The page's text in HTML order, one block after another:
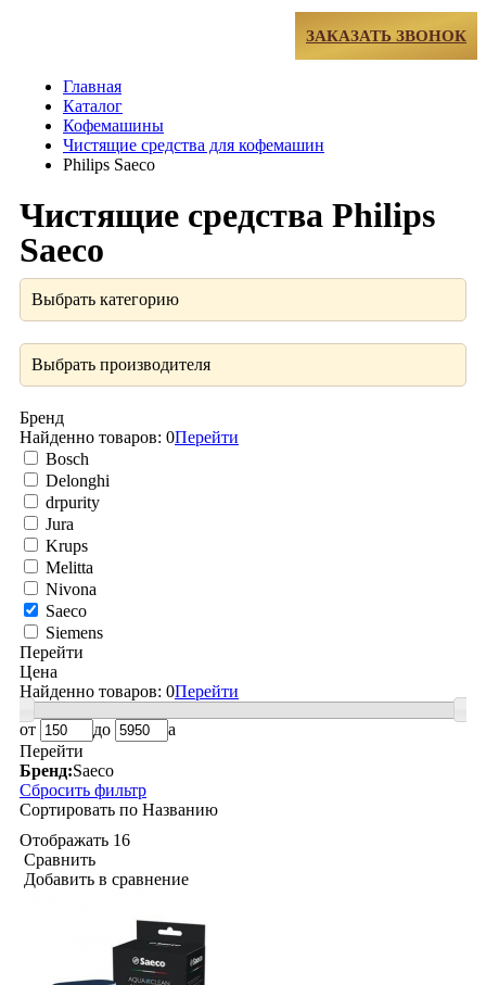
ЗАКАЗАТЬ ЗВОНОК
Главная
Каталог
Кофемашины
Чистящие средства для кофемашин
Philips Saeco
Чистящие средства Philips
Saeco
Выбрать категорию
Выбрать производителя
Бренд
Найденно товаров: 0Перейти
Bosch
Delonghi
drpurity
Jura
Krups
Melitta
Nivona
Saeco
Siemens
Перейти
Цена
Найденно товаров: 0Перейти
от до
a
Перейти
Бренд:Saeco
Сбросить фильтр
Сортировать по Названию
Отображать 16
Сравнить
Добавить в сравнение